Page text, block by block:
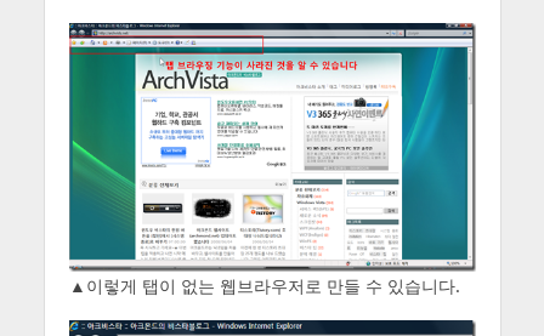
▲이렇게 탭이 없는 웹브라우저로 만들 수 있습니다.